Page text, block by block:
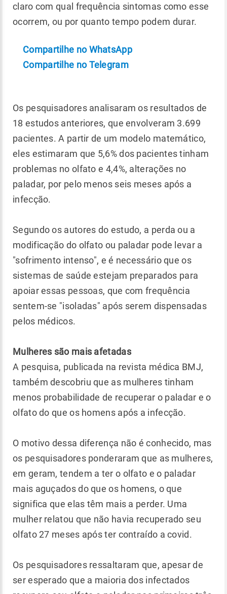
claro com qual frequência sintomas como esse
ocorrem, ou por quanto tempo podem durar.
Compartilhe no WhatsApp
Compartilhe no Telegram
Os pesquisadores analisaram os resultados de
18 estudos anteriores, que envolveram 3.699
pacientes. A partir de um modelo matemático,
eles estimaram que 5,6% dos pacientes tinham
problemas no olfato e 4,4%, alterações no
paladar, por pelo menos seis meses após a
infecção.
Segundo os autores do estudo, a perda ou a
modificação do olfato ou paladar pode levar a
"sofrimento intenso", e é necessário que os
sistemas de saúde estejam preparados para
apoiar essas pessoas, que com frequência
sentem-se "isoladas" após serem dispensadas
pelos médicos.
Mulheres são mais afetadas
A pesquisa, publicada na revista médica BMJ,
também descobriu que as mulheres tinham
menos probabilidade de recuperar o paladar e o
olfato do que os homens após a infecção.
O motivo dessa diferença não é conhecido, mas
os pesquisadores ponderaram que as mulheres,
em geram, tendem a ter o olfato e o paladar
mais aguçados do que os homens, o que
significa que elas têm mais a perder. Uma
mulher relatou que não havia recuperado seu
olfato 27 meses após ter contraído a covid.
Os pesquisadores ressaltaram que, apesar de
ser esperado que a maioria dos infectados